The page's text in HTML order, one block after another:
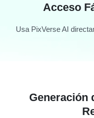
Acceso
Usa PixVerse AI
Generación